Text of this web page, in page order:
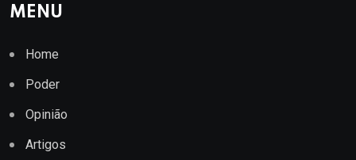
MENU
Home
Poder
Opinião
Artigos